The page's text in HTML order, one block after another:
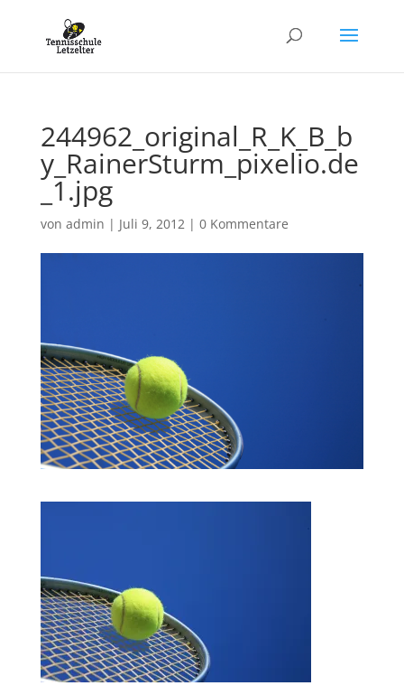
244962_original_R_K_B_b
y_RainerSturm_pixelio.de
_1.jpg
von admin | Juli 9, 2012| 0 Kommentare